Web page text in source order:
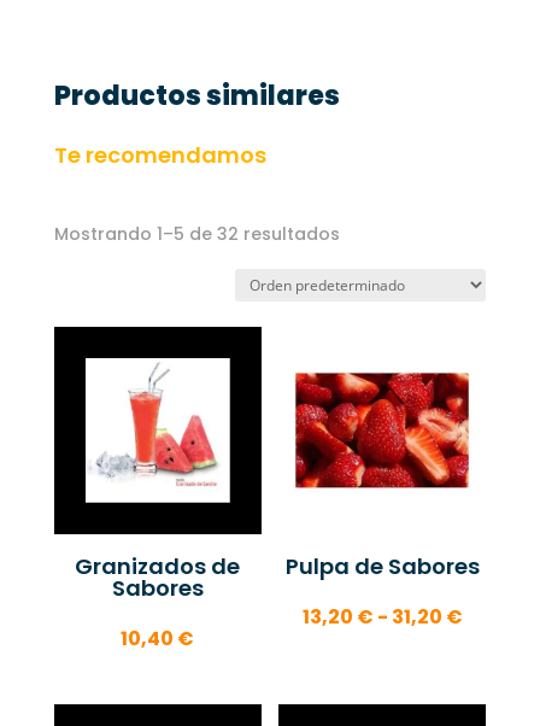
Productos similares
Te recomendamos
Mostrando 1–5 de 32 resultados
Granizados de
Sabores
10,40 €
Pulpa de Sabores
13,20 € - 31,20 €Rango
desde